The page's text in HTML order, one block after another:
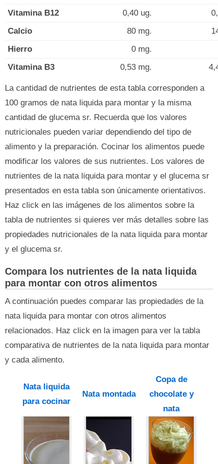
Vitamina B12
0,40 ug.
Calcio
80 mg.
Hierro
0 mg.
Vitamina B3
0,53 mg.
La cantidad de nutrientes de esta tabla corresponden a
100 gramos de nata liquida para montar y la misma
cantidad de glucema sr. Recuerda que los valores
nutricionales pueden variar dependiendo del tipo de
alimento y la preparación. Cocinar los alimentos puede
modificar los valores de sus nutrientes. Los valores de
nutrientes de la nata liquida para montar y el glucema sr
presentados en esta tabla son únicamente orientativos.
Haz click en las imágenes de los alimentos sobre la
tabla de nutrientes si quieres ver más detalles sobre las
propiedades nutricionales de la nata liquida para montar
y el glucema sr.
Compara los nutrientes de la nata liquida
para montar con otros alimentos
A continuación puedes comparar las propiedades de la
nata liquida para montar con otros alimentos
relacionados. Haz click en la imagen para ver la tabla
comparativa de nutrientes de la nata liquida para montar
y cada alimento.
Nata liquida
para cocinar
Nata montada
Copa de
chocolate y
nata